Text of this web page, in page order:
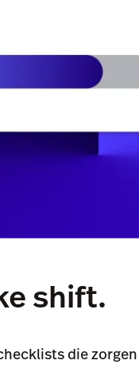
shift.
die